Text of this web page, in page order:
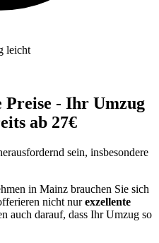
leicht
- Ihr Umzug
ab 27€
sein, insbesondere
in Mainz brauchen Sie sich
nicht nurexzellente
auch darauf, dass Ihr Umzug so